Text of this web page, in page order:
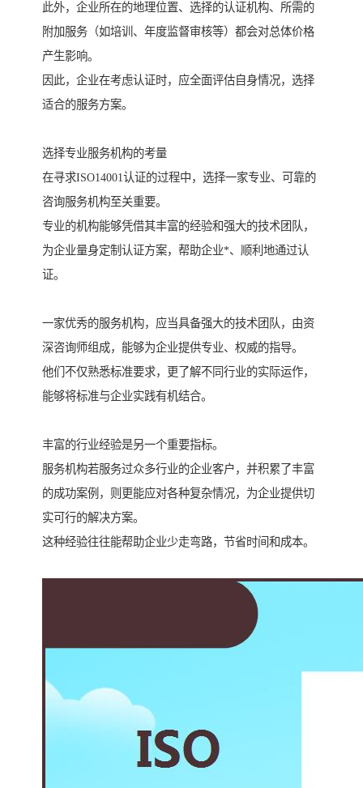
此外，企业所在的地理位置、选择的认证机构、所需的
附加服务（如培训、年度监督审核等）都会对总体价格
产生影响。
因此，企业在考虑认证时，应全面评估自身情况，选择
适合的服务方案。
选择专业服务机构的考量
在寻求ISO14001认证的过程中，选择一家专业、可靠的
咨询服务机构至关重要。
专业的机构能够凭借其丰富的经验和强大的技术团队，
为企业量身定制认证方案，帮助企业*、顺利地通过认
证。
一家优秀的服务机构，应当具备强大的技术团队，由资
深咨询师组成，能够为企业提供专业、权威的指导。
他们不仅熟悉标准要求，更了解不同行业的实际运作，
能够将标准与企业实践有机结合。
丰富的行业经验是另一个重要指标。
服务机构若服务过众多行业的企业客户，并积累了丰富
的成功案例，则更能应对各种复杂情况，为企业提供切
实可行的解决方案。
这种经验往往能帮助企业少走弯路，节省时间和成本。